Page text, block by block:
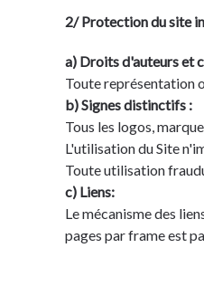
2/ Protection du site
a) Droits d'auteurs et
Toute représentation
b) Signes distinctifs :
Tous les logos,
L'utilisation du Site
Toute utilisation
c) Liens:
Le mécanisme des
pages par frame est